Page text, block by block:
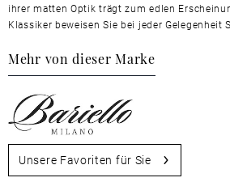
ihrer matten Optik trägt zum edlen
Klassiker beweisen Sie bei jeder Gelegenheit
Mehr von dieser Marke
Unsere Favoriten für Sie